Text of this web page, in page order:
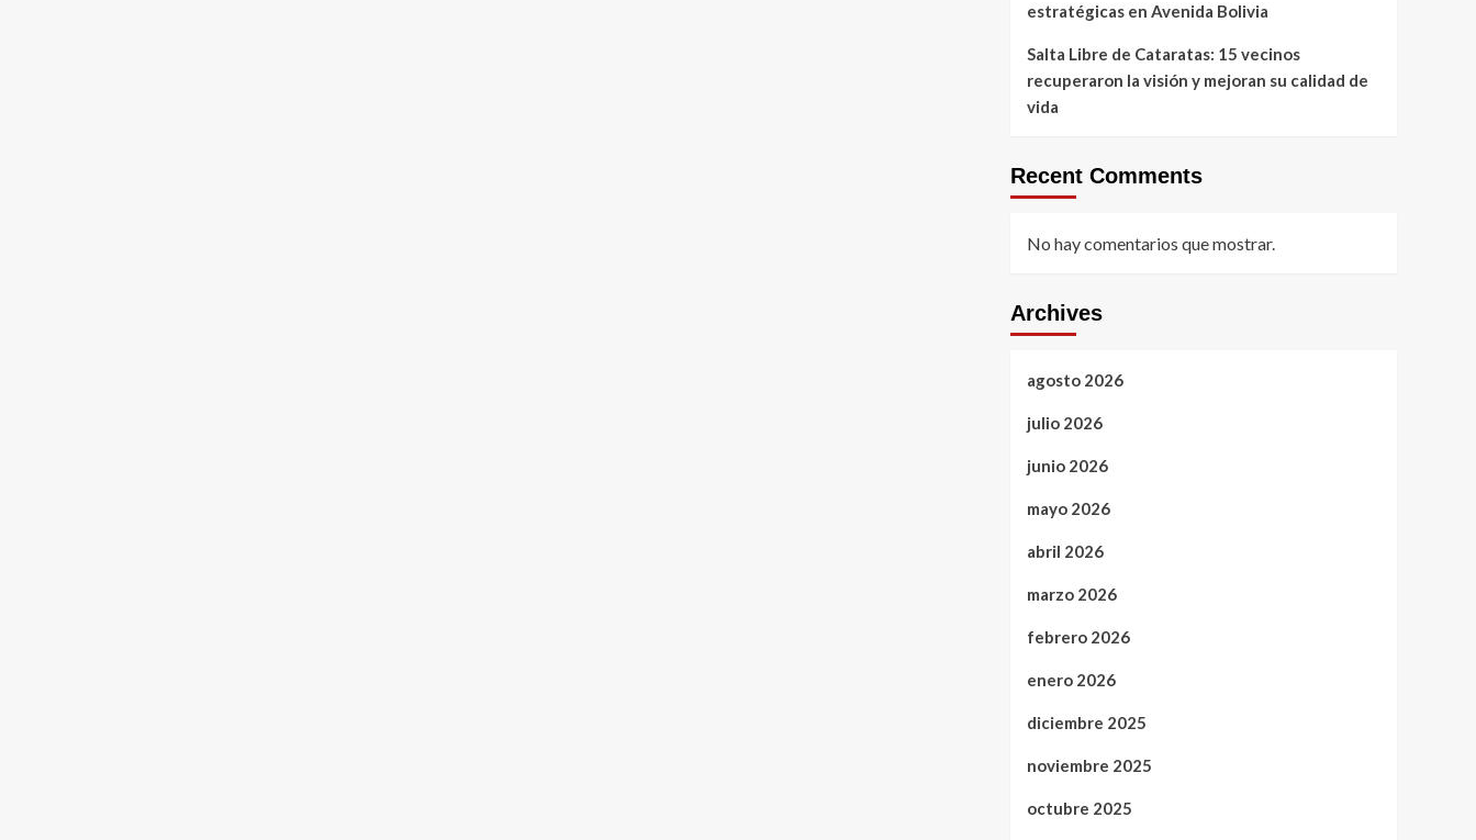
estratégicas en Avenida Bolivia
Salta Libre de Cataratas: 15 vecinos
recuperaron la visión y mejoran su calidad de
vida
Recent Comments
No hay comentarios que mostrar.
Archives
agosto 2026
julio 2026
junio 2026
mayo 2026
abril 2026
marzo 2026
febrero 2026
enero 2026
diciembre 2025
noviembre 2025
octubre 2025